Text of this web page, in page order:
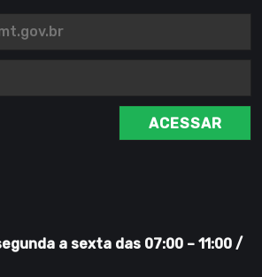
ACESSAR
a sexta das 07:00 – 11:00 /